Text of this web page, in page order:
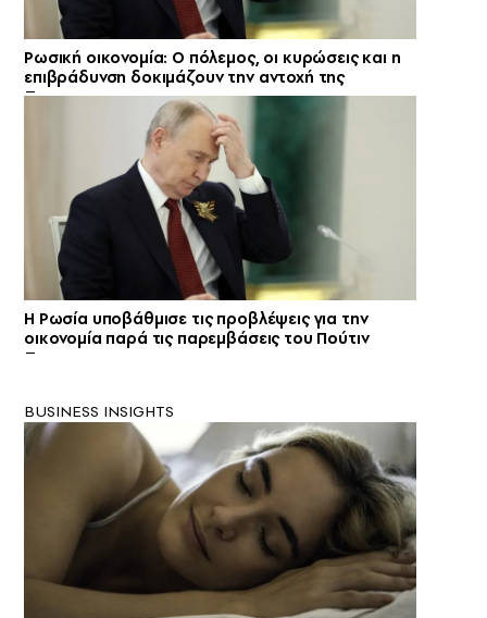
Ρωσική οικονομία: Ο πόλεμος, οι κυρώσεις και η
επιβράδυνση δοκιμάζουν την αντοχή της
Η Ρωσία υποβάθμισε τις προβλέψεις για την
οικονομία παρά τις παρεμβάσεις του Πούτιν
BUSINESS INSIGHTS